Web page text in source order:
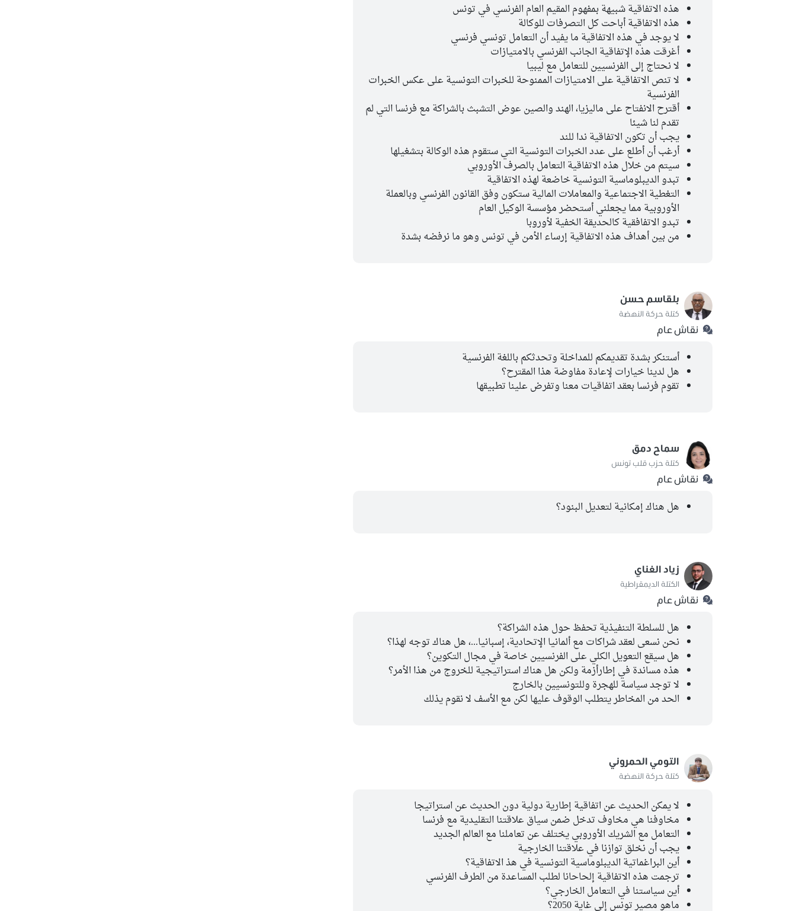
هذه الاتفاقية شبيهة بمفهوم المقيم العام الفرنسي في تونس
هذه الاتفاقية أباحت كل التصرفات للوكالة
لا يوجد في هذه الاتفاقية ما يفيد أن التعامل تونسي فرنسي
أغرقت هذه الإتفاقية الجانب الفرنسي بالامتيازات
لا نحتاج إلى الفرنسيين للتعامل مع ليبيا
لا تنص الاتفاقية على الامتيازات الممنوحة للخبرات التونسية على عكس الخبرات
الفرنسية
أقترح الانفتاح على ماليزيا، الهند والصين عوض التشبث بالشراكة مع فرنسا التي لم
تقدم لنا شيئا
يجب أن تكون الاتفاقية ندا للند
أرغب أن أطلع على عدد الخبرات التونسية التي ستقوم هذه الوكالة بتشغيلها
سيتم من خلال هذه الاتفاقية التعامل بالصرف الأوروبي
تبدو الديبلوماسية التونسية خاضعة لهذه الاتفاقية
التغطية الاجتماعية والمعاملات المالية ستكون وفق القانون الفرنسي وبالعملة
الأوروبية مما يجعلني أستحضر مؤسسة الوكيل العام
تبدو الاتفافقية كالحديقة الخفية لأوروبا
من بين أهداف هذه الاتفاقية إرساء الأمن في تونس وهو ما نرفضه بشدة
بلقاسم حسن
كتلة حركة النهضة
نقاش عام
أستنكر بشدة تقديمكم للمداخلة وتحدثكم باللغة الفرنسية
هل لدينا خيارات لإعادة مفاوضة هذا المقترح؟
تقوم فرنسا بعقد اتفاقيات معنا وتفرض علينا تطبيقها
سماح دمق
كتلة حزب قلب تونس
نقاش عام
هل هناك إمكانية لتعديل البنود؟
زياد الغناي
الكتلة الديمقراطية
نقاش عام
هل للسلطة التنفيذية تحفظ حول هذه الشراكة؟
نحن نسعى لعقد شراكات مع ألمانيا الإتحادية، إسبانيا...، هل هناك توجه لهذا؟
هل سيقع التعويل الكلي على الفرنسيين خاصة في مجال التكوين؟
هذه مساندة في إطارأزمة ولكن هل هناك استراتيجية للخروج من هذا الأمر؟
لا توجد سياسة للهجرة وللتونسيين بالخارج
الحد من المخاطر يتطلب الوقوف عليها لكن مع الأسف لا نقوم يذلك
التومي الحمروني
كتلة حركة النهضة
لا يمكن الحديث عن اتفاقية إطارية دولية دون الحديث عن استراتيجا
مخاوفنا هي مخاوف تدخل ضمن سياق علاقتنا التقليدية مع فرنسا
التعامل مع الشريك الأوروبي يختلف عن تعاملنا مع العالم الجديد
يجب أن نخلق توازنا في علاقتنا الخارجية
أين البراغماتية الديبلوماسية التونسية في هذ الاتفاقية؟
ترجمت هذه الاتفاقية إلحاحانا لطلب المساعدة من الطرف الفرنسي
أين سياستنا في التعامل الخارجي؟
ماهو مصير تونس إلى غاية 2050؟